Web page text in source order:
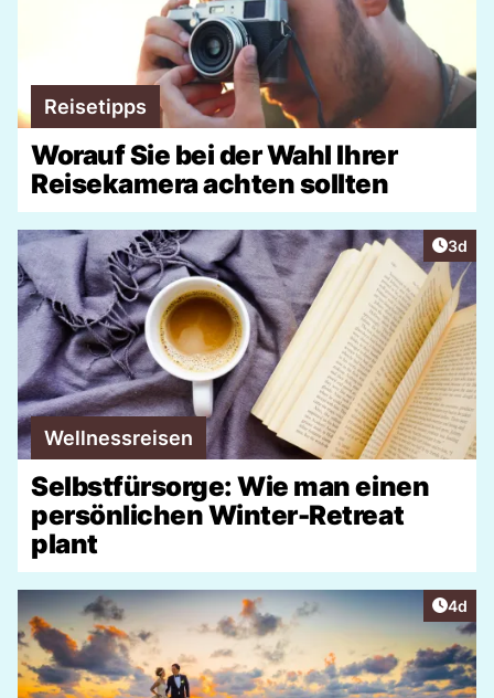
Reisetipps
Worauf Sie bei der Wahl Ihrer
Reisekamera achten sollten
3d
Wellnessreisen
Selbstfürsorge: Wie man einen
persönlichen Winter-Retreat
plant
4d